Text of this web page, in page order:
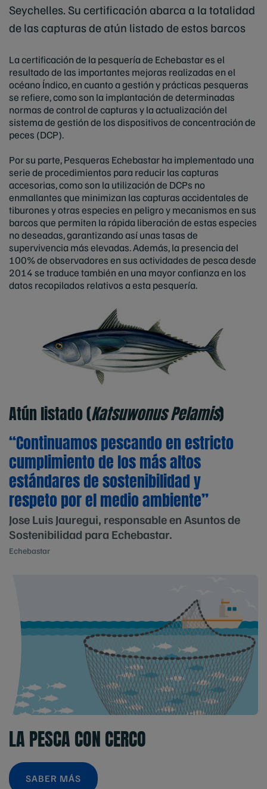
Seychelles. Su certificación abarca a la totalidad
de las capturas de atún listado de estos barcos
La certificación de la pesquería de Echebastar es el
resultado de las importantes mejoras realizadas en el
océano Índico, en cuanto a gestión y prácticas pesqueras
se refiere, como son la implantación de determinadas
normas de control de capturas y la actualización del
sistema de gestión de los dispositivos de concentración de
peces (DCP).
Por su parte, Pesqueras Echebastar ha implementado una
serie de procedimientos para reducir las capturas
accesorias, como son la utilización de DCPs no
enmallantes que minimizan las capturas accidentales de
tiburones y otras especies en peligro y mecanismos en sus
barcos que permiten la rápida liberación de estas especies
no deseadas, garantizando así unas tasas de
supervivencia más elevadas. Además, la presencia del
100% de observadores en sus actividades de pesca desde
2014 se traduce también en una mayor confianza en los
datos recopilados relativos a esta pesquería.
Atún listado (Katsuwonus Pelamis)
“Continuamos pescando en estricto
cumplimiento de los más altos
estándares de sostenibilidad y
respeto por el medio ambiente”
Jose Luis Jauregui, responsable en Asuntos de
Sostenibilidad para Echebastar.
Echebastar
LA PESCA CON CERCO
SABER MÁS